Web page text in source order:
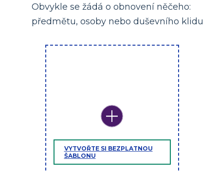
Obvykle se žádá o obnovení něčeho:
předmětu, osoby nebo duševního klidu
VYTVOŘTE SI BEZPLATNOU
ŠABLONU